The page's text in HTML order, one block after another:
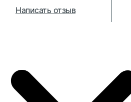
Написать отзыв